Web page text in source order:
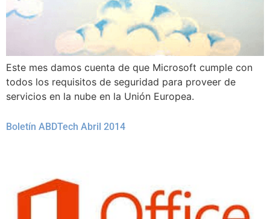
Este mes damos cuenta de que Microsoft cumple con
todos los requisitos de seguridad para proveer de
servicios en la nube en la Unión Europea.
Boletín ABDTech Abril 2014